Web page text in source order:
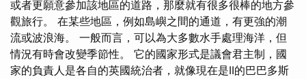
或者更願意參加該地區的道路，那麼就有很多很棒的地方參
觀旅行。 在某些地區，例如島嶼之間的通道，有更強的潮
流或波浪海。 一般而言，可以為大多數水手處理海洋，但
情況有時會改變季節性。 它的國家形式是議會君主制，國
家的負責人是各自的英國統治者，就像現在是II的巴巴多斯